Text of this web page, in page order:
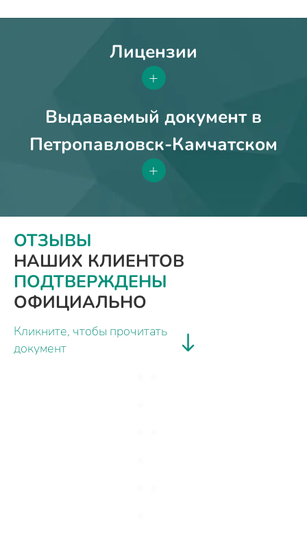
Лицензии
+
Выдаваемый документ в
Петропавловск-Камчатском
+
ОТЗЫВЫ
НАШИХ КЛИЕНТОВ
ПОДТВЕРЖДЕНЫ
ОФИЦИАЛЬНО
Кликните, чтобы прочитать
документ